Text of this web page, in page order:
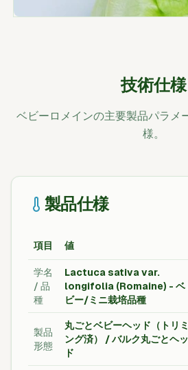
技術仕様
ベビーロメインの主要製品パラメ
様。
製品仕様
項目 値
学名
/ 品
種
Lactuca sativa var.
longifolia (Romaine) - ベ
ビー/ミニ栽培品種
製品
形態
丸ごとベビーヘッド（トリミ
ング済） / バルク丸ごとヘッ
ド